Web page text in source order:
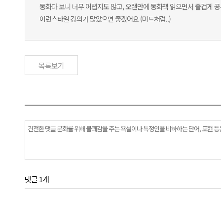
동화다 보니 너무 어렵지도 않고, 오랜만에 동화책 읽으면서 즐겁게
이런스타일 강의가 많았으면 좋겠어요 (미드처럼..)
목록보기
댓글 1개